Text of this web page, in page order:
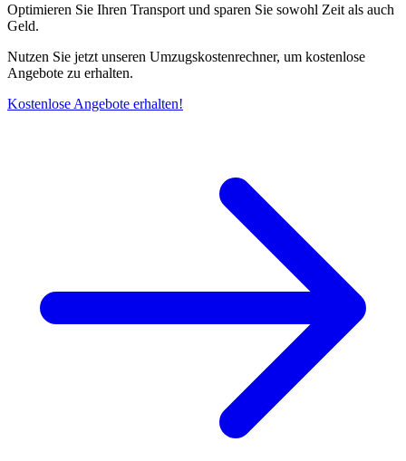
Optimieren Sie Ihren Transport und sparen Sie sowohl Zeit als auch
Geld.
Nutzen Sie jetzt unseren Umzugskostenrechner, um kostenlose
Angebote zu erhalten.
Kostenlose Angebote erhalten!